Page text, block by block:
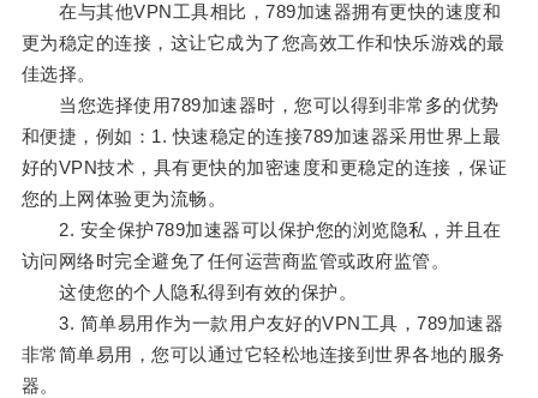
在与其他VPN工具相比，789加速器拥有更快的速度和
更为稳定的连接，这让它成为了您高效工作和快乐游戏的最
佳选择。
当您选择使用789加速器时，您可以得到非常多的优势
和便捷，例如：1. 快速稳定的连接789加速器采用世界上最
好的VPN技术，具有更快的加密速度和更稳定的连接，保证
您的上网体验更为流畅。
2. 安全保护789加速器可以保护您的浏览隐私，并且在
访问网络时完全避免了任何运营商监管或政府监管。
这使您的个人隐私得到有效的保护。
3. 简单易用作为一款用户友好的VPN工具，789加速器
非常简单易用，您可以通过它轻松地连接到世界各地的服务
器。